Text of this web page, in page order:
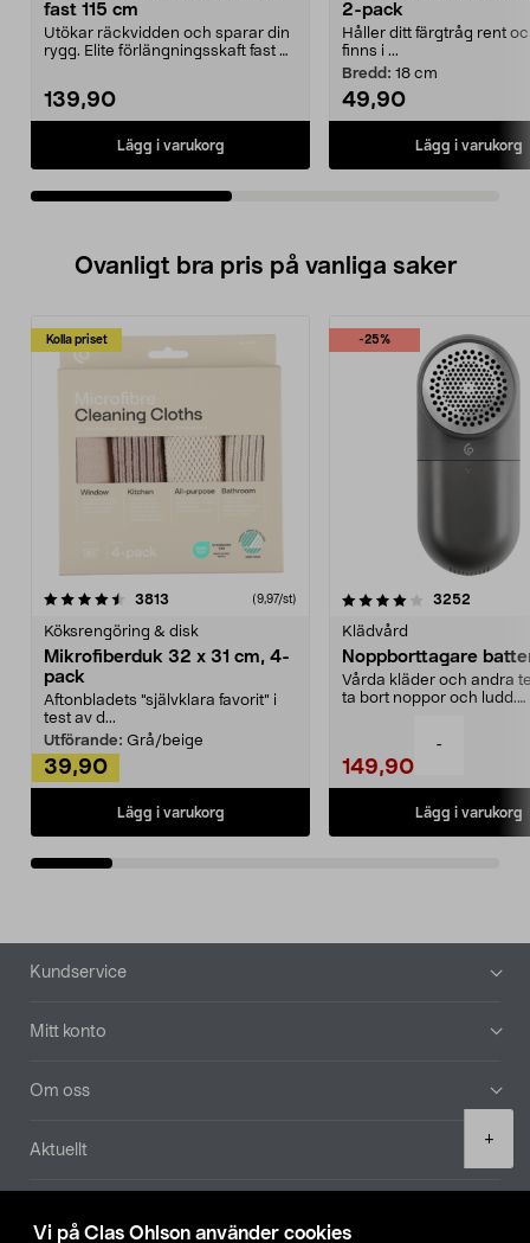
Vi på Clas Ohlson använder cookies
-
+
fast 115 cm
Utökar räckvidden och sparar din
rygg. Elite förlängningsskaft fast –
139,90
Lägg i varukorg
2-pack
Håller ditt färgtråg rent
finns i ...
Bredd: 18 cm
49,90
Lägg i varukorg
Ovanligt bra pris på vanliga saker
Kolla priset
3813 (9,97/st)
Köksrengöring & disk
Mikrofiberduk 32 x 31 cm, 4-
pack
Aftonbladets "självklara favorit” i
test av d...
Utförande: Grå/beige
39,90
Lägg i varukorg
-25%
4.0av 5 stjärnor 3252
Klädvård
Noppborttagare
Vårda kläder och andra
ta bort noppor och ludd.
149,90
Lägg i varukorg
4.5av 5 stjärnor
Sidfot
Kundservice
Mitt konto
Om oss
Aktuellt